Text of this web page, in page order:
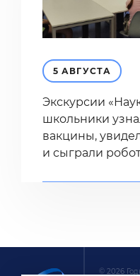
5 АВГУСТА
Экскурсии
школьники
вакцины,
и сыграли
© 2026